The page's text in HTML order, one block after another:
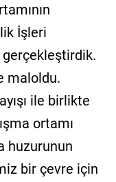
İşleri
gerçekleştirdik.
maloldu.
ile birlikte
ortamı
huzurunun
bir çevre için